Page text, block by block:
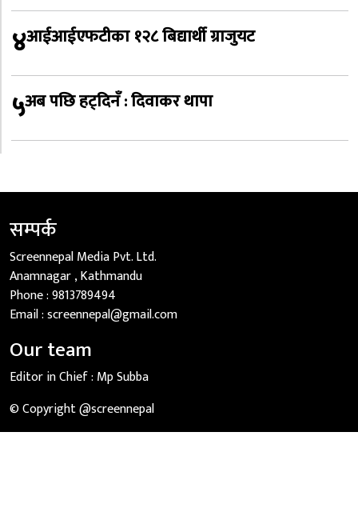
४आईआईएफटीका १२८ बिद्यार्थी ग्राजुयट
५अब पछि हट्दिनँ : दिवाकर थापा
सम्पर्क
Screennepal Media Pvt. Ltd.
Anamnagar , Kathmandu
Phone :9813789494
Email :screennepal@gmail.com
Our team
Editor in Chief : Mp Subba
© Copyright @screennepal